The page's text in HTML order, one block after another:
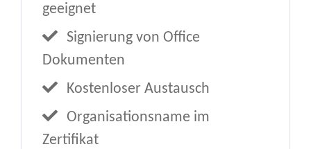
geeignet
Signierung von Office
Dokumenten
Kostenloser Austausch
Organisationsname im
Zertifikat